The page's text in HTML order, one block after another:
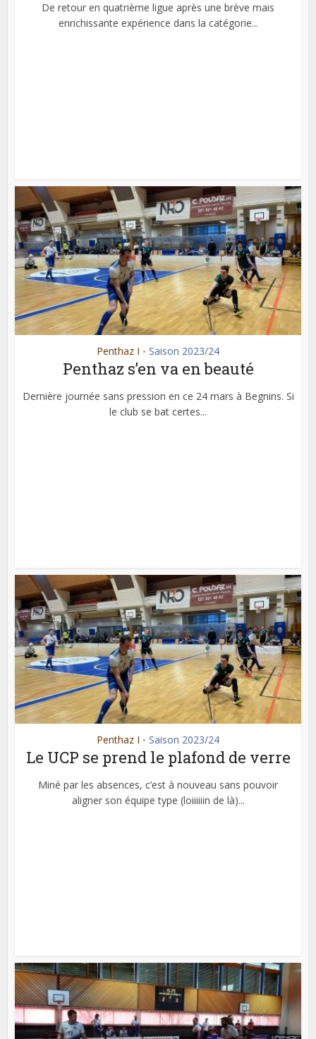
De retour en quatrième ligue après une brève mais
enrichissante expérience dans la catégorie...
Penthaz I • Saison 2023/24
Penthaz s’en va en beauté
Dernière journée sans pression en ce 24 mars à Begnins. Si
le club se bat certes...
Penthaz I • Saison 2023/24
Le UCP se prend le plafond de verre
Miné par les absences, c’est à nouveau sans pouvoir
aligner son équipe type (loiiiiiin de là)...